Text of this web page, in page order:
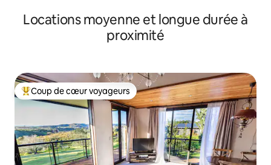
Locations moyenne et longue durée à
proximité
Coups de cœur voyageurs les plus appréciés
Coup de cœur voyageurs